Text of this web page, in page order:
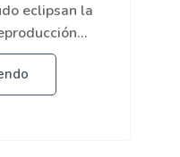
eclipsan la